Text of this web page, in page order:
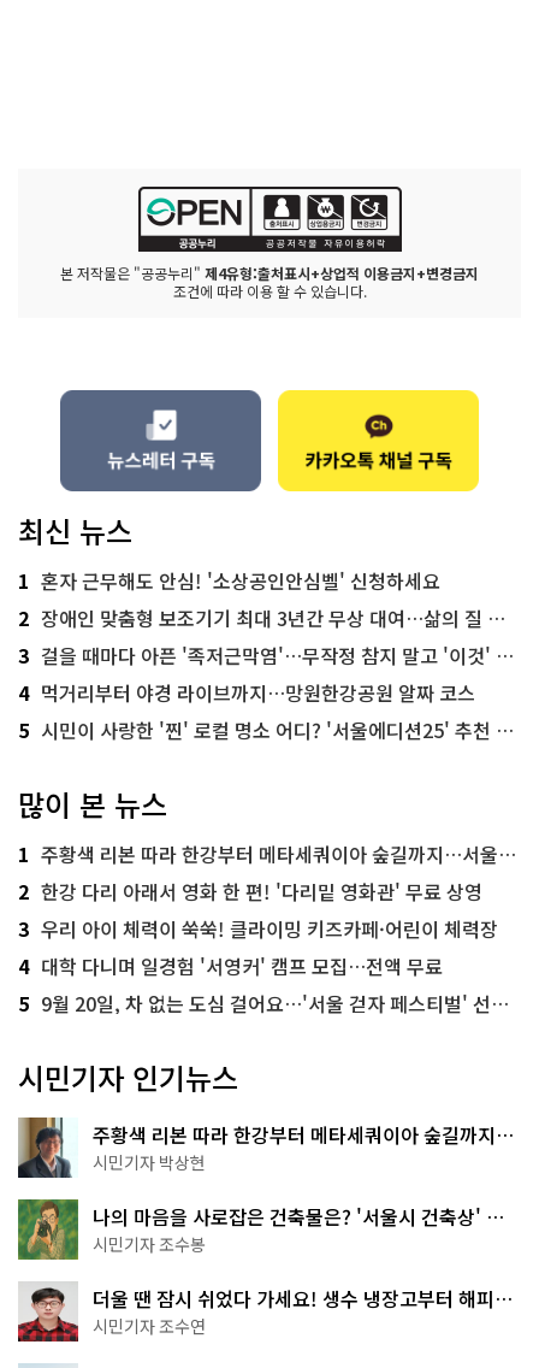
본 저작물은 "공공누리" 제4유형:출처표시+상업적 이용금지+변경금지
조건에 따라 이용 할 수 있습니다.
최신 뉴스
1 혼자 근무해도 안심! '소상공인안심벨' 신청하세요
2 장애인 맞춤형 보조기기 최대 3년간 무상 대여…삶의 질 높인다
3 걸을 때마다 아픈 '족저근막염'…무작정 참지 말고 '이것' 해보세요!
4 먹거리부터 야경 라이브까지…망원한강공원 알짜 코스
5 시민이 사랑한 '찐' 로컬 명소 어디? '서울에디션25' 추천 코스
많이 본 뉴스
1 주황색 리본 따라 한강부터 메타세쿼이아 숲길까지…서울둘레길 15코스
2 한강 다리 아래서 영화 한 편! '다리밑 영화관' 무료 상영
3 우리 아이 체력이 쑥쑥! 클라이밍 키즈카페·어린이 체력장
4 대학 다니며 일경험 '서영커' 캠프 모집…전액 무료
5 9월 20일, 차 없는 도심 걸어요…'서울 걷자 페스티벌' 선착순 5천명
시민기자 인기뉴스
주황색 리본 따라 한강부터 메타세쿼이아 숲길까지…
서울둘레길 15코스
시민기자 박상현
나의 마음을 사로잡은 건축물은? '서울시 건축상' 수
상작 공개!
시민기자 조수봉
더울 땐 잠시 쉬었다 가세요! 생수 냉장고부터 해피소
·무더위쉼터까지
시민기자 조수연